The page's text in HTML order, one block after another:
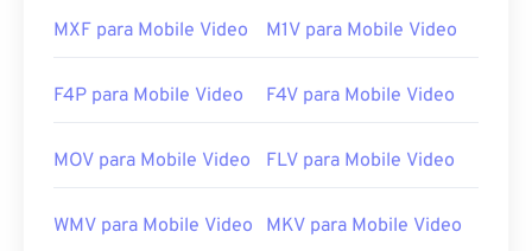
MXF para Mobile Video M1V para Mobile Video
F4P para Mobile Video F4V para Mobile Video
MOV para Mobile Video FLV para Mobile Video
WMV para Mobile Video MKV para Mobile Video